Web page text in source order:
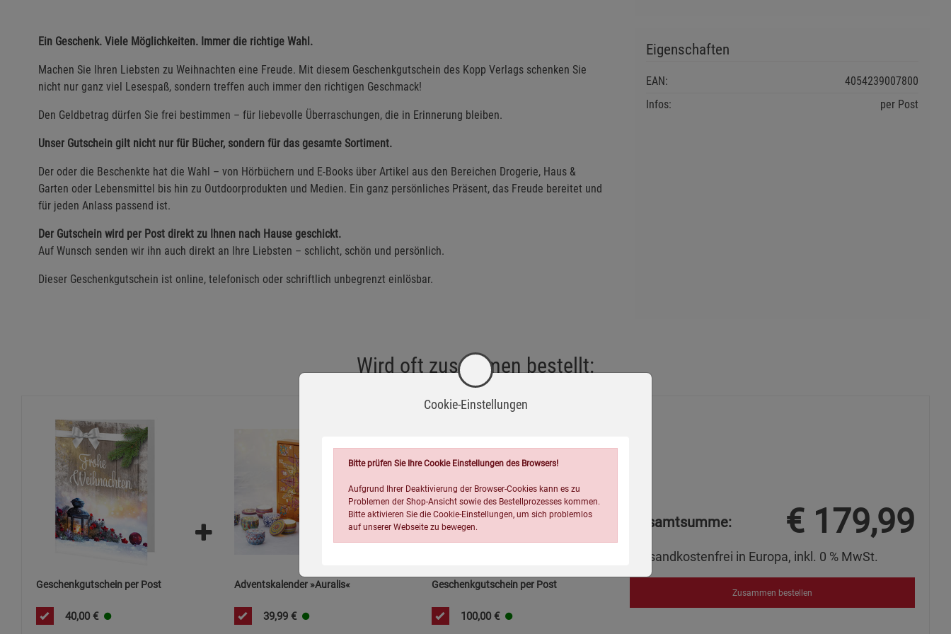
Ein Geschenk. Viele Möglichkeiten. Immer die richtige Wahl.
Machen Sie Ihren Liebsten zu Weihnachten eine Freude. Mit diesem Geschenkgutschein des Kopp Verlags schenken Sie
nicht nur ganz viel Lesespaß, sondern treffen auch immer den richtigen Geschmack!
Den Geldbetrag dürfen Sie frei bestimmen – für liebevolle Überraschungen, die in Erinnerung bleiben.
Unser Gutschein gilt nicht nur für Bücher, sondern für das gesamte Sortiment.
Der oder die Beschenkte hat die Wahl – von Hörbüchern und E-Books über Artikel aus den Bereichen Drogerie, Haus &
Garten oder Lebensmittel bis hin zu Outdoorprodukten und Medien. Ein ganz persönliches Präsent, das Freude bereitet und
für jeden Anlass passend ist.
Der Gutschein wird per Post direkt zu Ihnen nach Hause geschickt.
Auf Wunsch senden wir ihn auch direkt an Ihre Liebsten – schlicht, schön und persönlich.
Dieser Geschenkgutschein ist online, telefonisch oder schriftlich unbegrenzt einlösbar.
Eigenschaften
EAN:
4054239007800
Infos:
per Post
Wird oft zusammen bestellt:
Geschenkgutschein per Post
40,00 €
Adventskalender »Auralis«
39,99 €
Geschenkgutschein per Post
100,00 €
= Gesamtsumme: € 179,99
Versandkostenfrei in Europa, inkl. 0 % MwSt.
Zusammen bestellen
Cookie-Einstellungen
Bitte prüfen Sie Ihre Cookie Einstellungen des Browsers!
Aufgrund Ihrer Deaktivierung der Browser-Cookies kann es zu
Problemen der Shop-Ansicht sowie des Bestellprozesses kommen.
Bitte aktivieren Sie die Cookie-Einstellungen, um sich problemlos
auf unserer Webseite zu bewegen.